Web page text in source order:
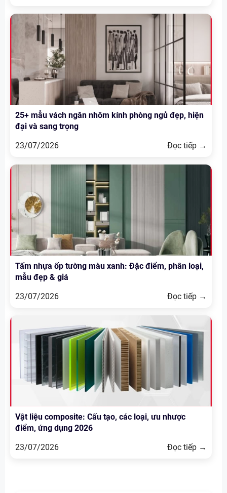
25+ mẫu vách ngăn nhôm kính phòng ngủ đẹp, hiện
đại và sang trọng
23/07/2026
Đọc tiếp →
Tấm nhựa ốp tường màu xanh: Đặc điểm, phân loại,
mẫu đẹp & giá
23/07/2026
Đọc tiếp →
Vật liệu composite: Cấu tạo, các loại, ưu nhược
điểm, ứng dụng 2026
23/07/2026
Đọc tiếp →